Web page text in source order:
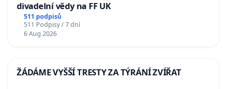
divadelní vědy na FF UK
511 podpisů
511 Podpisy / 7 dní
6 Aug 2026
ŽÁDÁME VYŠŠÍ TRESTY ZA TÝRÁNÍ ZVÍŘAT